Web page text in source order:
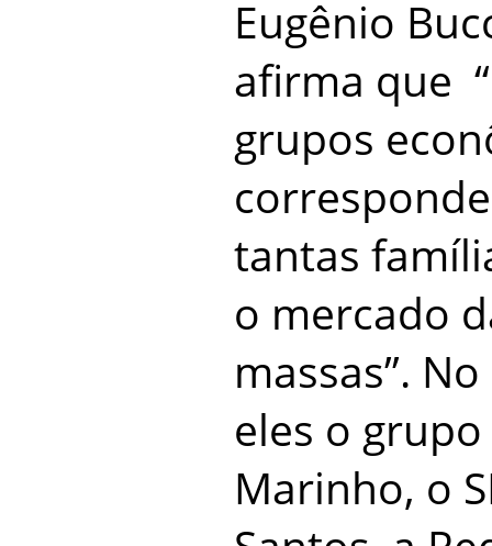
Eugênio
afirma que
grupos
tantas
o mercado
massas”.
eles o
Marinho, o